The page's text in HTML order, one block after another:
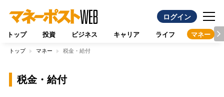
ログイン
トップ 投資 ビジネス キャリア ライフ マネー
トップ マネー 税金・給付
税金・給付